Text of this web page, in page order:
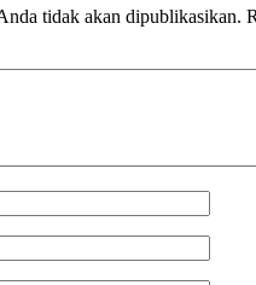
tidak akan dipublikasikan.